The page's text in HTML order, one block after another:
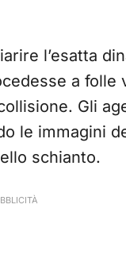
l’esatta
a folle
Gli
le immagini
schianto.